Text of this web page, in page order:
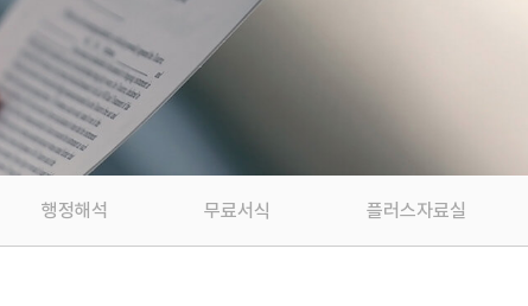
행정해석 무료서식 플러스자료실